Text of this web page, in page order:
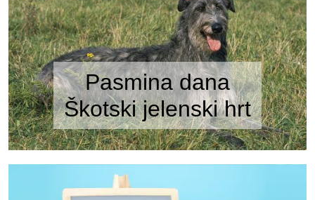
Pasmina dana
Škotski jelenski hrt